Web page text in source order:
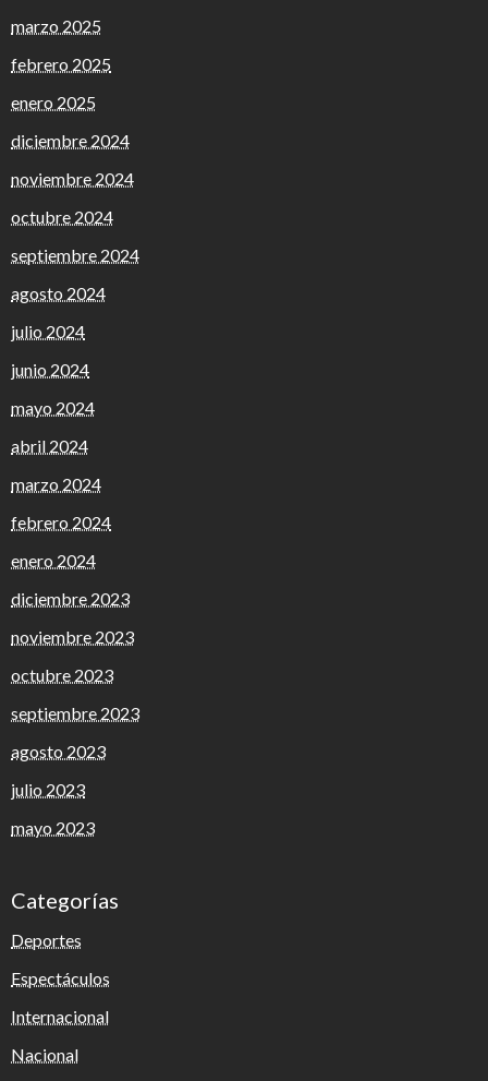
marzo 2025
febrero 2025
enero 2025
diciembre 2024
noviembre 2024
octubre 2024
septiembre 2024
agosto 2024
julio 2024
junio 2024
mayo 2024
abril 2024
marzo 2024
febrero 2024
enero 2024
diciembre 2023
noviembre 2023
octubre 2023
septiembre 2023
agosto 2023
julio 2023
mayo 2023
Categorías
Deportes
Espectáculos
Internacional
Nacional